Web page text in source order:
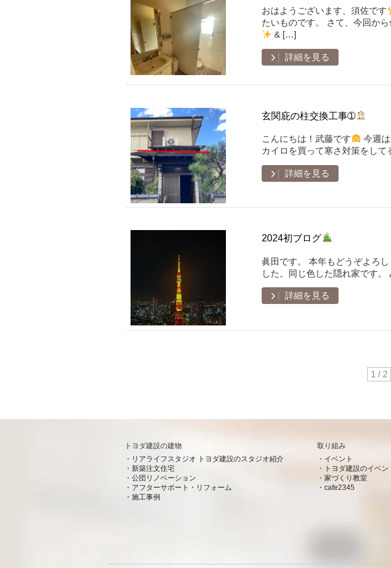
おはようございます、須佐です
たいものです。 さて、今回か
& […]
詳細を見る
玄関庇の柱交換工事➀
こんにちは！武藤です
今週
カイロを買って寒さ対策をし
詳細を見る
2024初ブログ
眞田です。 本年もどうぞよろ
した。同じ色した隠れ家です
詳細を見る
1 / 2
トヨダ建設の建物
リアライフスタジオ トヨダ建設のスタジオ紹介
新築注文住宅
公団リノベーション
アフターサポート・リフォーム
施工事例
取り組み
イベント
トヨダ建設のイベン
家づくり教室
cafe2345